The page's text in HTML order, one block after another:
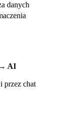
danych
AI
przez chat